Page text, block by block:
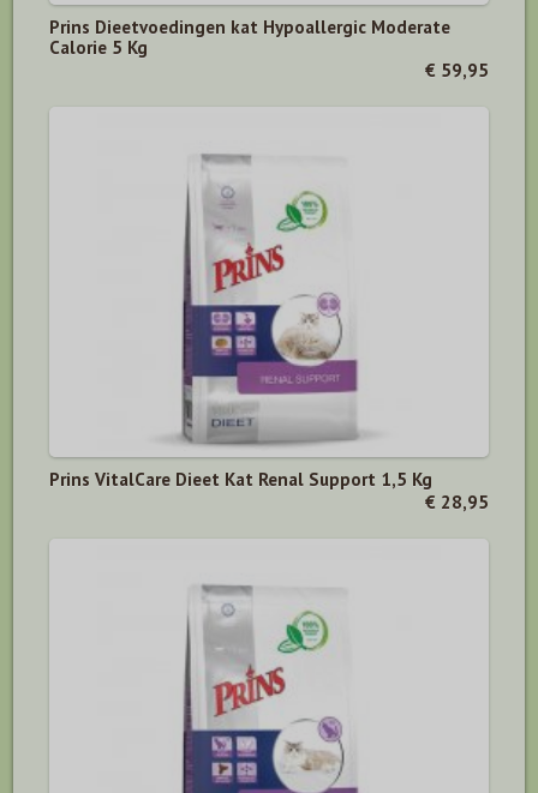
Prins Dieetvoedingen kat Hypoallergic Moderate
Calorie 5 Kg
€ 59,95
Prins VitalCare Dieet Kat Renal Support 1,5 Kg
€ 28,95